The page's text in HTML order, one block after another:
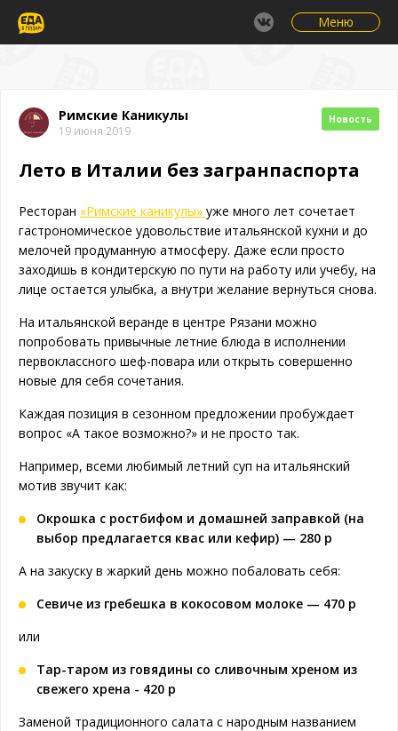
Меню
Римские Каникулы
19 июня 2019
Новость
Лето в Италии без загранпаспорта
Ресторан «Римские каникулы» уже много лет сочетает
гастрономическое удовольствие итальянской кухни и до
мелочей продуманную атмосферу. Даже если просто
заходишь в кондитерскую по пути на работу или учебу, на
лице остается улыбка, а внутри желание вернуться снова.
На итальянской веранде в центре Рязани можно
попробовать привычные летние блюда в исполнении
первоклассного шеф-повара или открыть совершенно
новые для себя сочетания.
Каждая позиция в сезонном предложении пробуждает
вопрос «А такое возможно?» и не просто так.
Например, всеми любимый летний суп на итальянский
мотив звучит как:
Окрошка с ростбифом и домашней заправкой (на
выбор предлагается квас или кефир) — 280 р
А на закуску в жаркий день можно побаловать себя:
Севиче из гребешка в кокосовом молоке — 470 р
или
Тар-таром из говядины со сливочным хреном из
свежего хрена - 420 р
Заменой традиционного салата с народным названием